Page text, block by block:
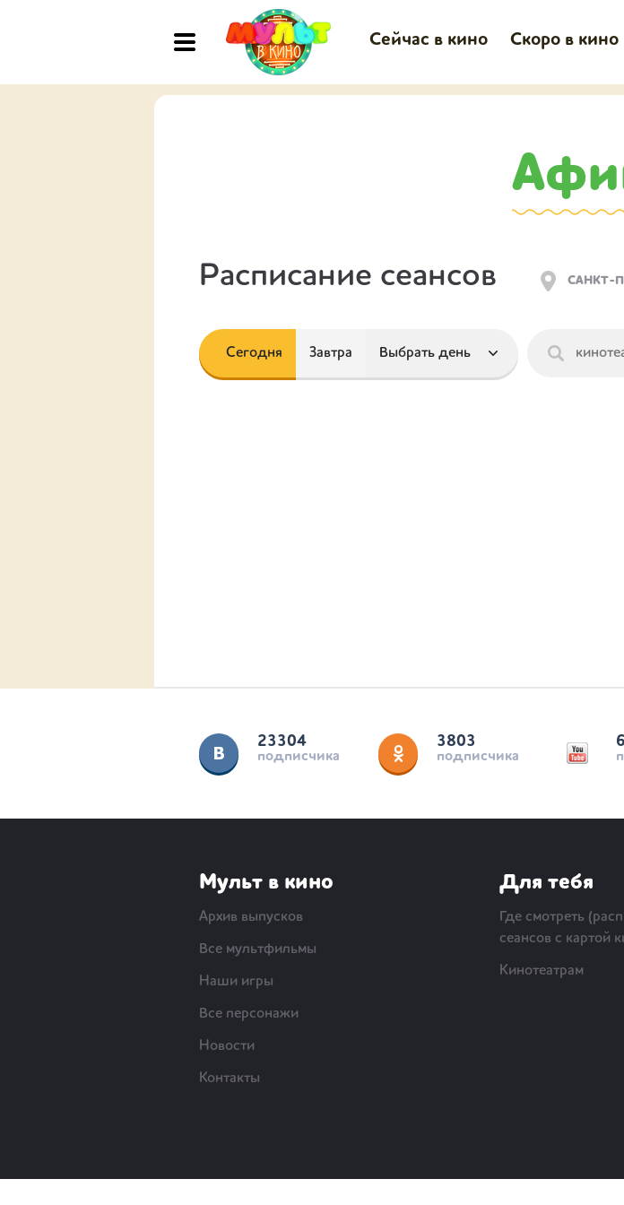
Сейчас в кино Скоро в кино
Расписание сеансов
Сегодня Завтра
23304
подписчика
3803
подписчика
Мульт в кино
Архив выпусков
Все мультфильмы
Наши игры
Все персонажи
Новости
Контакты
Для тебя
Где смотреть
сеансов с картой
Кинотеатрам